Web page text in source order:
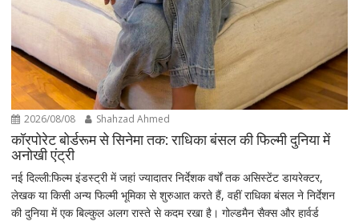
2026/08/08 Shahzad Ahmed
कॉरपोरेट बोर्डरूम से सिनेमा तक: राधिका बंसल की फिल्मी दुनिया में
अनोखी एंट्री
नई दिल्ली:फिल्म इंडस्ट्री में जहां ज्यादातर निर्देशक वर्षों तक असिस्टेंट डायरेक्टर,
लेखक या किसी अन्य फिल्मी भूमिका से शुरुआत करते हैं, वहीं राधिका बंसल ने निर्देशन
की दुनिया में एक बिल्कुल अलग रास्ते से कदम रखा है। गोल्डमैन सैक्स और हार्वर्ड